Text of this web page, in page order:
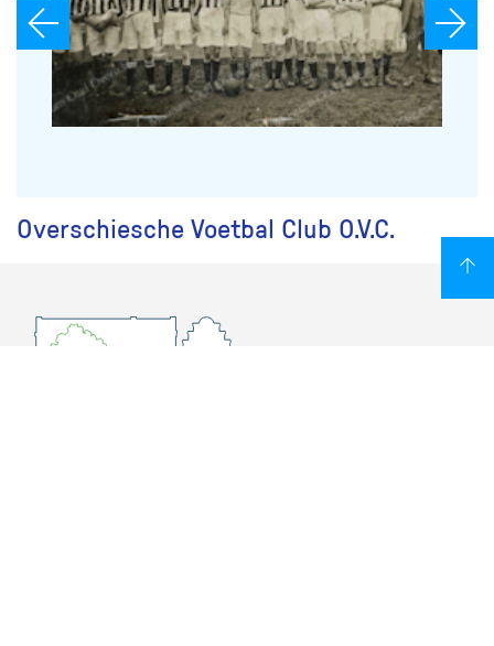
Overschiesche Voetbal Club O.V.C.